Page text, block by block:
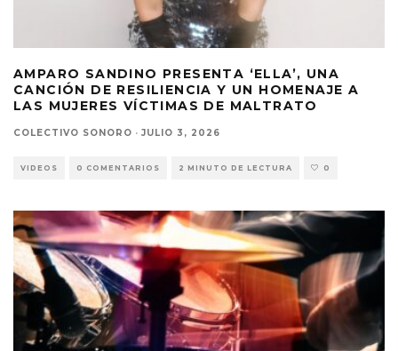
AMPARO SANDINO PRESENTA ‘ELLA’, UNA
CANCIÓN DE RESILIENCIA Y UN HOMENAJE A
LAS MUJERES VÍCTIMAS DE MALTRATO
COLECTIVO SONORO · JULIO 3, 2026
VIDEOS 0 COMENTARIOS 2 MINUTO DE LECTURA 0